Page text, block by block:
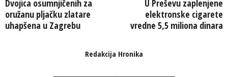
Dvojica osumnjičenih za
oružanu pljačku zlatare
uhapšena u Zagrebu
U Preševu zaplenjene
elektronske cigarete
vredne 5,5 miliona dinara
Redakcija Hronika